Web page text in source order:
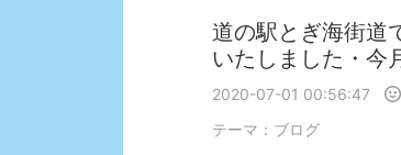
道の駅とぎ海街道
いたしました・今
2020-07-01 00:56:47
テーマ： ブログ